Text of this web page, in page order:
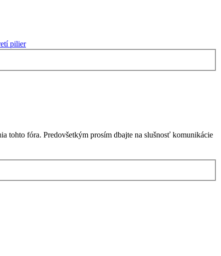
pilier
tohto fóra. Predovšetkým prosím dbajte na slušnosť komunikácie